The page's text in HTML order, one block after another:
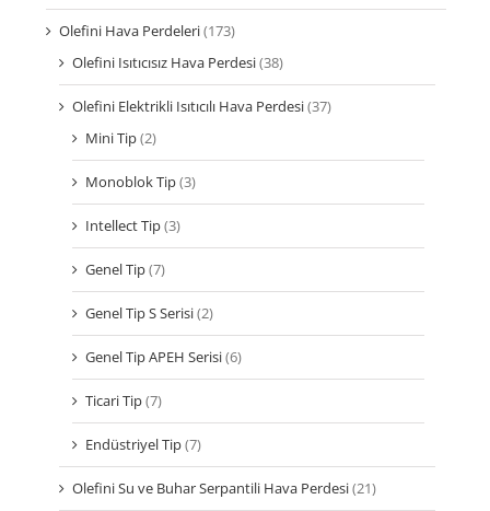
Olefini Hava Perdeleri(173)
Olefini Isıtıcısız Hava Perdesi(38)
Olefini Elektrikli Isıtıcılı Hava Perdesi(37)
Mini Tip(2)
Monoblok Tip(3)
Intellect Tip(3)
Genel Tip(7)
Genel Tip S Serisi(2)
Genel Tip APEH Serisi(6)
Ticari Tip(7)
Endüstriyel Tip(7)
Olefini Su ve Buhar Serpantili Hava Perdesi(21)